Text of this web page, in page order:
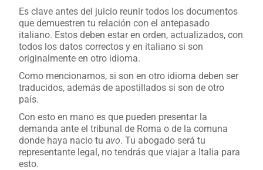
Es clave antes del juicio reunir todos los documentos
que demuestren tu relación con el antepasado
italiano. Estos deben estar en orden, actualizados, con
todos los datos correctos y en italiano si son
originalmente en otro idioma.
Como mencionamos, si son en otro idioma deben ser
traducidos, además de apostillados si son de otro
país.
Con esto en mano es que pueden presentar la
demanda ante el tribunal de Roma o de la comuna
donde haya nacio tuavo. Tu abogado será tu
representante legal, no tendrás que viajar a Italia para
esto.